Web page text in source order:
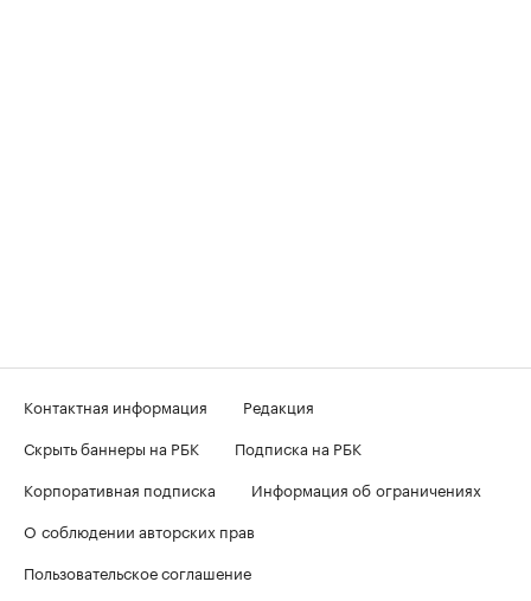
Контактная информация
Редакция
Скрыть баннеры на РБК
Подписка на РБК
Корпоративная подписка
Информация об ограничениях
О соблюдении авторских прав
Пользовательское соглашение